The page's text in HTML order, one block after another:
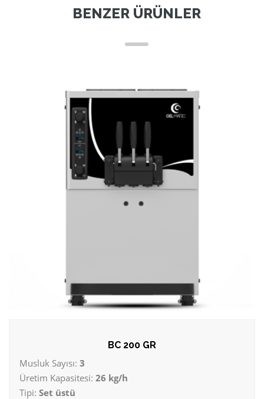
BENZER ÜRÜNLER
BC 200 GR
Musluk Sayısı: 3
Üretim Kapasitesi: 26 kg/h
Tipi: Set üstü